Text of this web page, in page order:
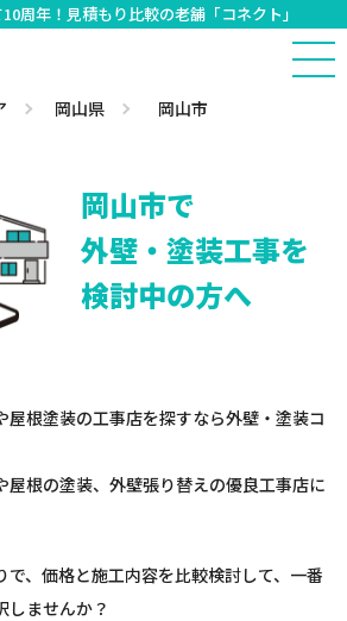
周年！見積もり比較の老舗「コネクト」
岡山県 岡山市
岡山市で
外壁・塗装工事を
検討中の方へ
屋根塗装の工事店を探すなら外壁・塗装コ
屋根の塗装、外壁張り替えの優良工事店に
で、価格と施工内容を比較検討して、一番
しませんか？